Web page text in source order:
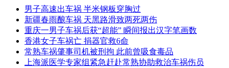
男孩还原动画片美食 女网友求交往
"HG38"开头百元假钞流行 难辨真假
男子高速出车祸 半米钢板穿胸过
新疆春雨酿车祸 天黑路滑致两死两伤
重庆一男子车祸后获“超能” 瞬间报出汉字笔画数
香港女子车祸亡 捐器官救6命
常熟车祸肇事司机被刑拘 此前曾吸食毒品
上海派医学专家组紧急赶赴常熟协助救治车祸伤员